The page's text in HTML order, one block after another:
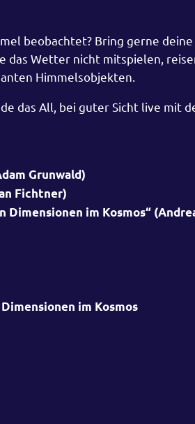
beobachtet? Bring gerne
das Wetter nicht mitspielen,
Himmelsobjekten.
das All, bei guter Sicht live mit
Grunwald)
Fichtner)
Dimensionen im Kosmos“
im Kosmos